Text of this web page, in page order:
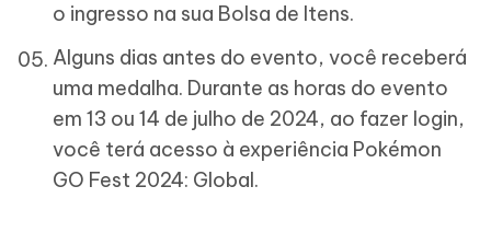
o ingresso na sua Bolsa de Itens.
Alguns dias antes do evento, você receberá
uma medalha. Durante as horas do evento
em 13 ou 14 de julho de 2024, ao fazer login,
você terá acesso à experiência Pokémon
GO Fest 2024: Global.